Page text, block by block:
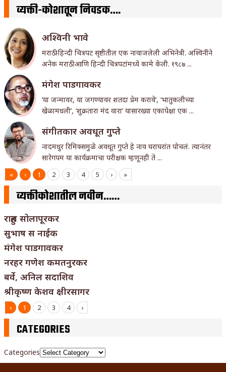
व्यक्ती-कोशातून निवडक….
अश्विनी भावे
मराठी-हिन्दी चित्रपट सृष्टीतील एक नावाजलेली अभिनेत्री. अश्विनींने
अनेक मराठी आणि हिन्दी चित्रपटांमध्ये कामे केली. १९८७ ...
मंगेश पाडगावकर
‘या जन्मावर, या जगण्यावर शतदा प्रेम करावे’, ‘भातुकलीच्या
खेळामधली’, ‘शुक्रतारा मंद वारा’ यासारख्या एकापेक्षा एक ...
संगीतकार अवधूत गुप्ते
नादमधुर रिमिक्समुळे अवधूत गुप्ते हे नाव घराघरांत पोचलं. त्यानंतर
सारेगपम या कार्यक्रमाचा परीक्षक म्हणूनही ते ...
« ‹ 1 2 3 4 5 › »
व्यक्तीकोशातील नवीन……
राहुल सोलापूरकर
सुभाष स नाईक
मंगेश पाडगावकर
नरहर गणेश कमतनुरकर
बर्वे, अनिल सदाशिव
श्रीकृष्ण केशव क्षीरसागर
‹ 1 2 3 4 ›
CATEGORIES
Categories